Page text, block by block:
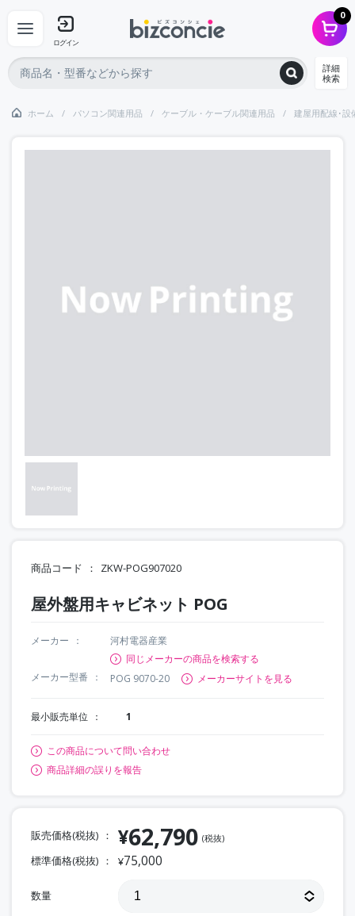
ログイン
0
詳細
検索
ホーム パソコン関連用品 ケーブル・ケーブル関連用品 建屋用配線･設
商品コード ZKW-POG907020
屋外盤用キャビネット POG
メーカー
河村電器産業
同じメーカーの商品を検索する
メーカー型番
POG 9070-20 メーカーサイトを見る
最小販売単位 1
この商品について問い合わせ
商品詳細の誤りを報告
販売価格(税抜) ¥62,790 (税抜)
標準価格(税抜) ¥75,000
数量